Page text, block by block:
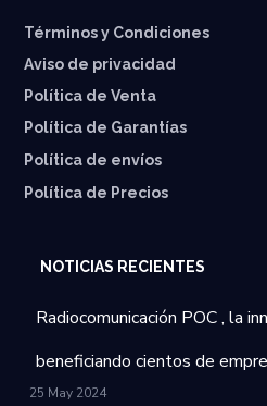
Términos y Condiciones
Aviso de privacidad
Política de Venta
Política de Garantías
⁠Política de envíos
Política de Precios
NOTICIAS RECIENTES
Radiocomunicación POC , la
beneficiando cientos de
25 May 2024